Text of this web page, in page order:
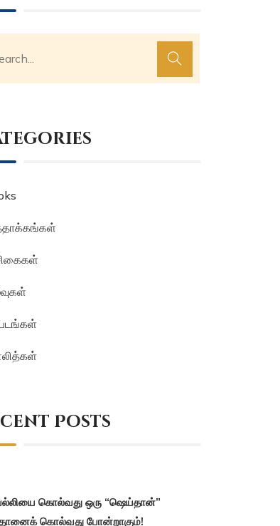
Posts
கொல்வது ஒரு “ஷெய்தான்”
கொல்வது போன்றாகும்!